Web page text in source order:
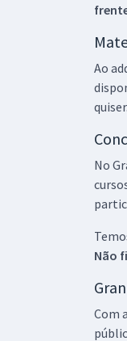
Ao
quiser.
No
Não
Com